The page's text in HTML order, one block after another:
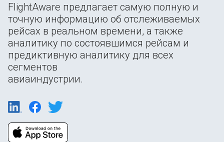
FlightAware предлагает самую полную и
точную информацию об отслеживаемых
рейсах в реальном времени, а также
аналитику по состоявшимся рейсам и
предиктивную аналитику для всех
сегментов
авиаиндустрии.